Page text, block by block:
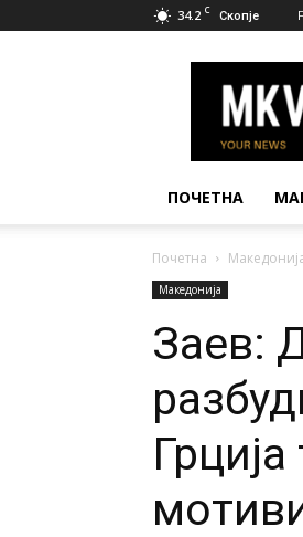
34.2 C Скопје
Вести
ПОЧЕТНА
Почетна
Македонија
Заев: